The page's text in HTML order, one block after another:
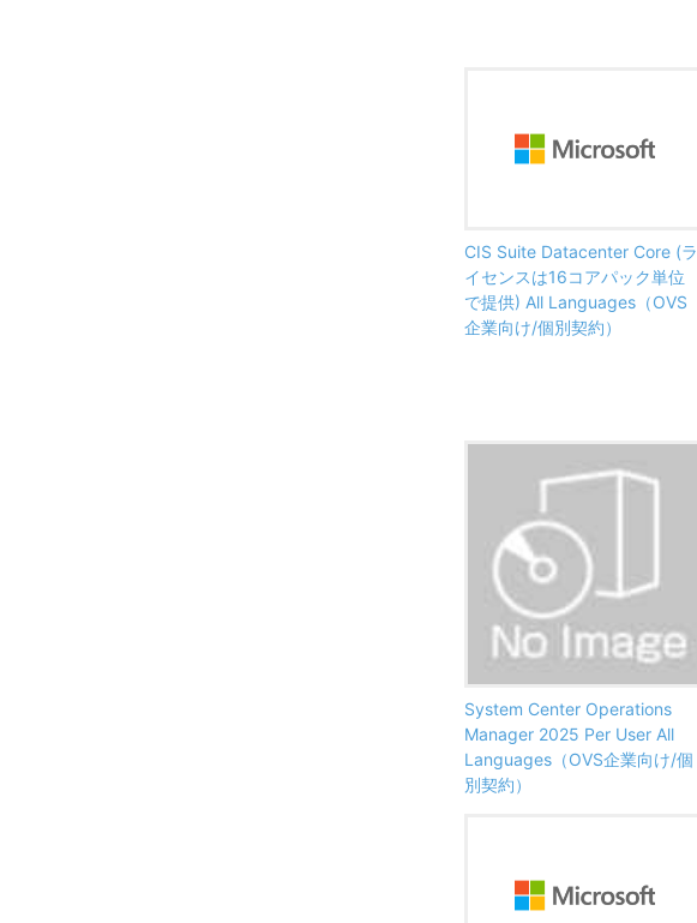
CIS Suite Datacenter Core (ラ
イセンスは16コアパック単位
で提供) All Languages（OVS
企業向け/個別契約）
System Center Operations
Manager 2025 Per User All
Languages（OVS企業向け/個
別契約）